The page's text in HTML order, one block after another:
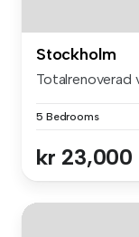
Stockholm
Totalrenoverad
5 Bedrooms
kr 23,000